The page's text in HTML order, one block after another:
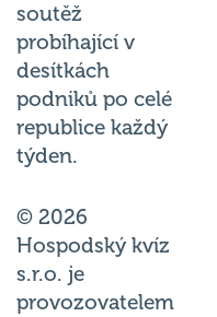
soutěž
probíhající v
desítkách
podniků po celé
republice každý
týden.
© 2026
Hospodský kvíz
s.r.o. je
provozovatelem